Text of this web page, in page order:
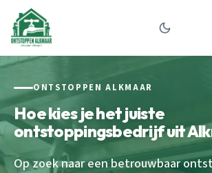
ONTSTOPPEN ALKMAAR
Hoe kies je het juiste
ontstoppingsbedrijf uit
Op zoek naar een betrouwbaar